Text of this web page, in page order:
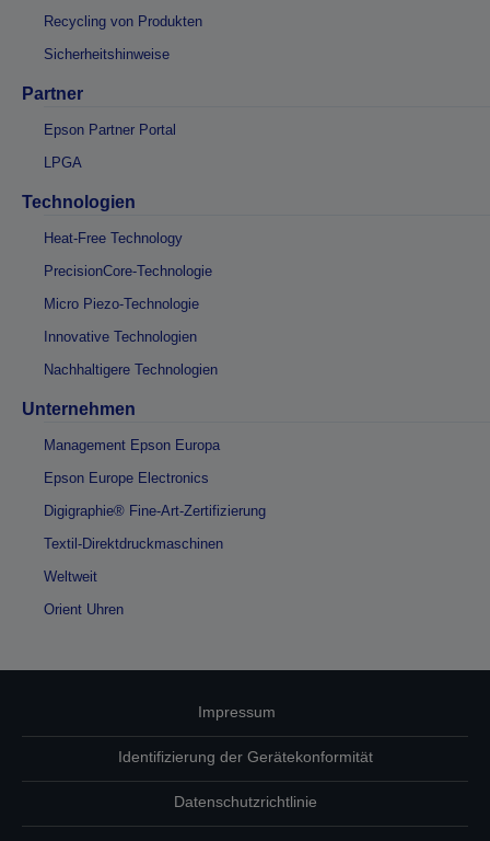
Recycling von Produkten
Sicherheitshinweise
Partner
Epson Partner Portal
LPGA
Technologien
Heat-Free Technology
PrecisionCore-Technologie
Micro Piezo-Technologie
Innovative Technologien
Nachhaltigere Technologien
Unternehmen
Management Epson Europa
Epson Europe Electronics
Digigraphie® Fine-Art-Zertifizierung
Textil-Direktdruckmaschinen
Weltweit
Orient Uhren
Impressum
Identifizierung der Gerätekonformität
Datenschutzrichtlinie